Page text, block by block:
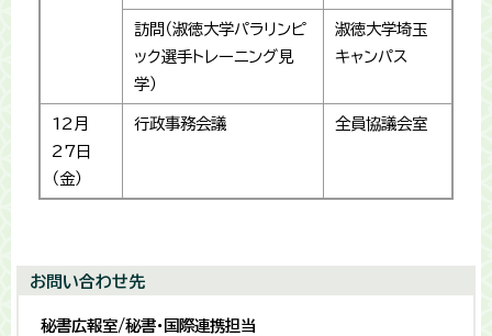
訪問（淑徳大学パラリンピ
ック選手トレーニング見
学）
淑徳大学埼玉
キャンパス
12月
27日
（金）
行政事務会議 全員協議会室
お問い合わせ先
秘書広報室/秘書・国際連携担当